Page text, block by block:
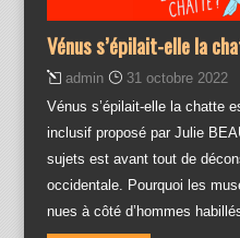
Vénus s’épilait-elle la
admin
31 octobre 2022
Vénus s’épilait-elle la chatte
inclusif proposé par Julie
sujets est avant tout de
occidentale. Pourquoi les
nues à côté d’hommes